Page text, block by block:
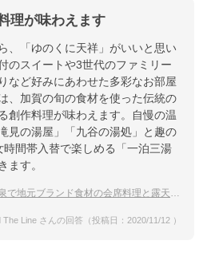
理が味わえます
、「ゆのくに天祥」がいいと思い
のスイートや3世代のファミリー
など好みにあわせた多彩なお部屋
、加賀の旬の食材を使った伝統の
創作料理が味わえます。自慢の温
見の湯屋」「九谷の湯処」と趣の
間帯入替で楽しめる「一泊三湯
ます。
元ブランド食材の会席料理と露天風呂を楽しめる温泉宿は？
The Line さんの回答（投稿日：2020/11/12 ）